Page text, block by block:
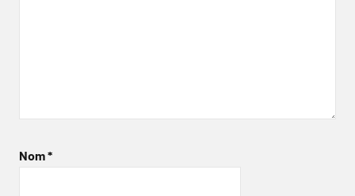
Nom*